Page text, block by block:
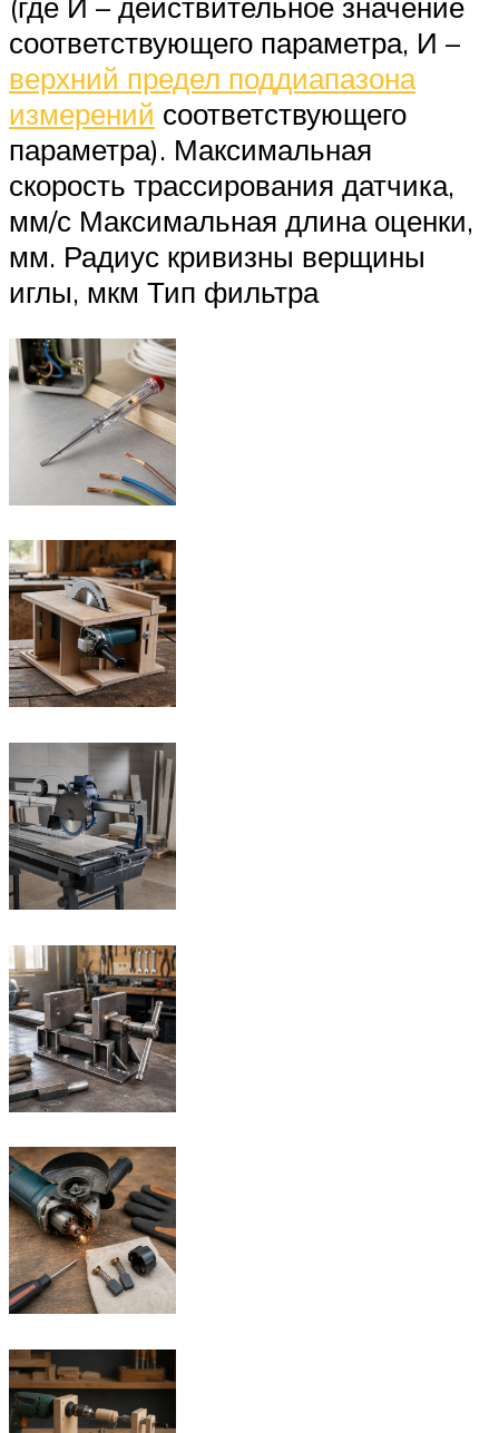
соответствующего параметра, И –
верхний предел поддиапазона
измерений соответствующего
параметра). Максимальная
скорость трассирования датчика,
мм/с Максимальная длина оценки,
мм. Радиус кривизны верщины
иглы, мкм Тип фильтра